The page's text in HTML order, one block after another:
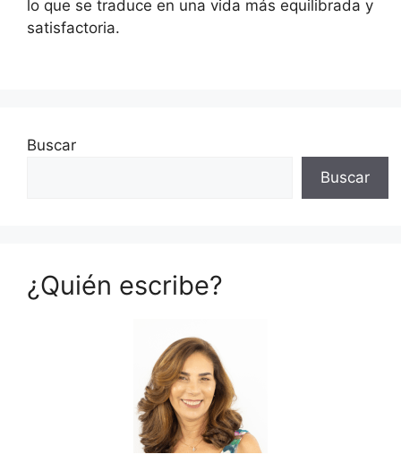
lo que se traduce en una vida más equilibrada y
satisfactoria.
Buscar
Buscar
¿Quién escribe?